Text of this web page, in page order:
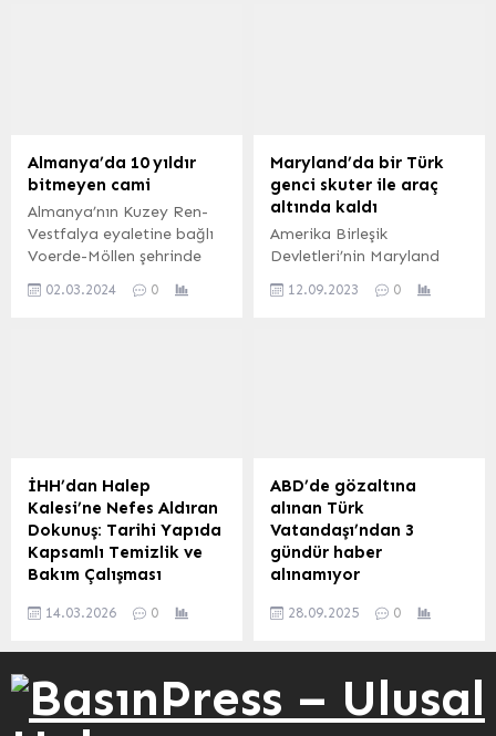
Karabağ bölgesindeki
Hocalı şehrinde yaşanan
katliamın yıl dönümünde
yazılı bir açıklama
yayımladı. Bakanlık
açıklamasında, Hocalı’da
masum sivillere yönelik...
yoğun diplomasi trafiğini
peş peşe sürdürdü. İletişim
Başkanlığı’ndan aktarılan
Cumhurbaşkanı
Erdoğan’ın Yeni Delhi’de
9-10 Eylül’de
Almanya’da 10 yıldır
bitmeyen cami
Almanya’nın Kuzey Ren-
Vestfalya eyaletine bağlı
Voerde-Möllen şehrinde
Voerde-Möllen Yeşil Camii,
tasarlanan camii bir türlü
bitmek bilmiyor.
Hayırseverlerin desteği ile
kaba inşaatı biten, bir...
02.03.2024 0
Maryland’da bir Türk
genci skuter ile araç
altında kaldı
Amerika Birleşik
Devletleri’nin Maryland
kentinde 18 yaşındaki
bölgesindeki Route 50
West’te meydana gelen
bir kaza ihbarı üzerine
olay yerine gitti. Ocean
City...
12.09.2023 0
İHH’dan Halep
Kalesi’ne Nefes Aldıran
Dokunuş: Tarihi Yapıda
Kapsamlı Temizlik ve
Bakım Çalışması
sahip Halep Kalesi’nde
kapsamlı bir temizlik ve
düzenleme çalışması
14.03.2026 0
ABD’de gözaltına
alınan Türk
Vatandaşı’ndan 3
gündür haber
alınamıyor
yaşayan Türk vatandaşı
gözaltına alındı. Eşi Merve
Arı, 3 gündür haber
28.09.2025 0